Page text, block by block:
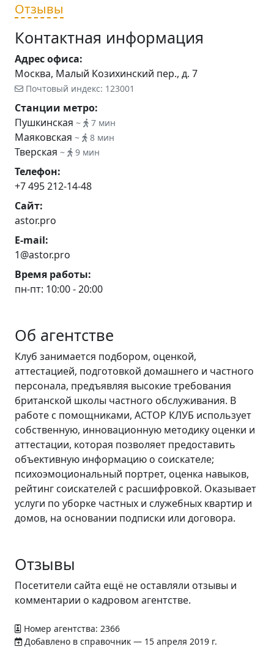
Отзывы
Контактная информация
Адрес офиса:
Москва, Малый Козихинский пер., д. 7
Почтовый индекс: 123001
Станции метро:
Пушкинская ~ 7 мин
Маяковская ~ 8 мин
Тверская ~ 9 мин
Телефон:
+7 495 212-14-48
Сайт:
astor.pro
E-mail:
1@astor.pro
Время работы:
пн-пт: 10:00 - 20:00
Об агентстве
Клуб занимается подбором, оценкой,
аттестацией, подготовкой домашнего и частного
персонала, предъявляя высокие требования
британской школы частного обслуживания. В
работе с помощниками, АСТОР КЛУБ использует
собственную, инновационную методику оценки и
аттестации, которая позволяет предоставить
объективную информацию о соискателе;
психоэмоциональный портрет, оценка навыков,
рейтинг соискателей с расшифровкой. Оказывает
услуги по уборке частных и служебных квартир и
домов, на основании подписки или договора.
Отзывы
Посетители сайта ещё не оставляли отзывы и
комментарии о кадровом агентстве.
Номер агентства: 2366
Добавлено в справочник — 15 апреля 2019 г.